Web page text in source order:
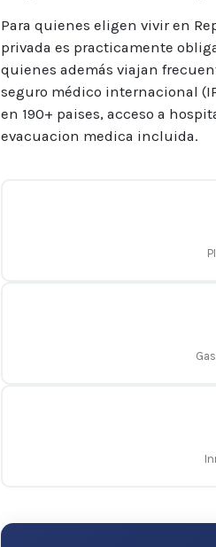
Para quienes eligen vivir en
privada es practicamente
quienes además viajan
seguro médico internacional
en 190+ paises, acceso a
evacuacion medica incluida.